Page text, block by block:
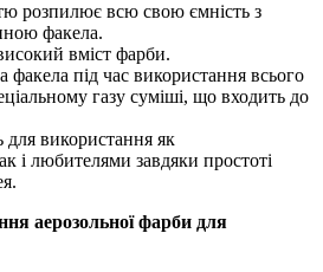
розпилює всю свою ємність з
факела.
вміст фарби.
факела під час використання всього
газу суміші, що входить до
для використання як
і любителями завдяки простоті
аерозольної фарби для